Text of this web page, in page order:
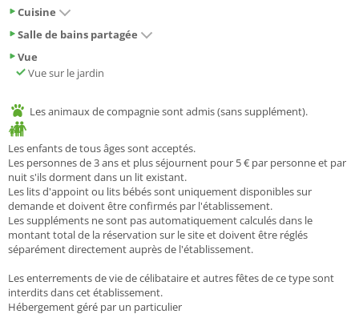
Cuisine
Salle de bains partagée
Vue
Vue sur le jardin
Les animaux de compagnie sont admis (sans supplément).
Les enfants de tous âges sont acceptés.
Les personnes de 3 ans et plus séjournent pour 5 € par personne et par
nuit s'ils dorment dans un lit existant.
Les lits d'appoint ou lits bébés sont uniquement disponibles sur
demande et doivent être confirmés par l'établissement.
Les suppléments ne sont pas automatiquement calculés dans le
montant total de la réservation sur le site et doivent être réglés
séparément directement auprès de l'établissement.
Les enterrements de vie de célibataire et autres fêtes de ce type sont
interdits dans cet établissement.
Hébergement géré par un particulier